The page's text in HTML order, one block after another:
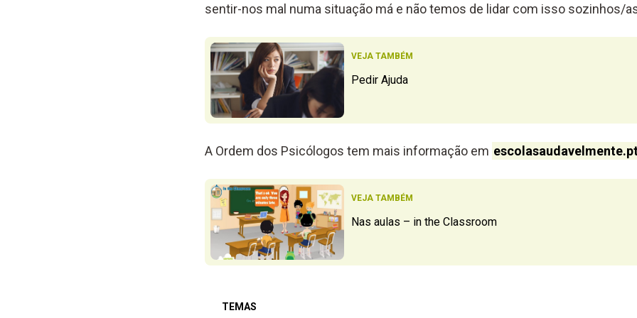
sentir-nos mal numa situação má e não temos de lidar com isso sozinhos/
VEJA TAMBÉM
Pedir Ajuda
A Ordem dos Psicólogos tem mais informação em
VEJA TAMBÉM
Nas aulas – in the Classroom
TEMAS